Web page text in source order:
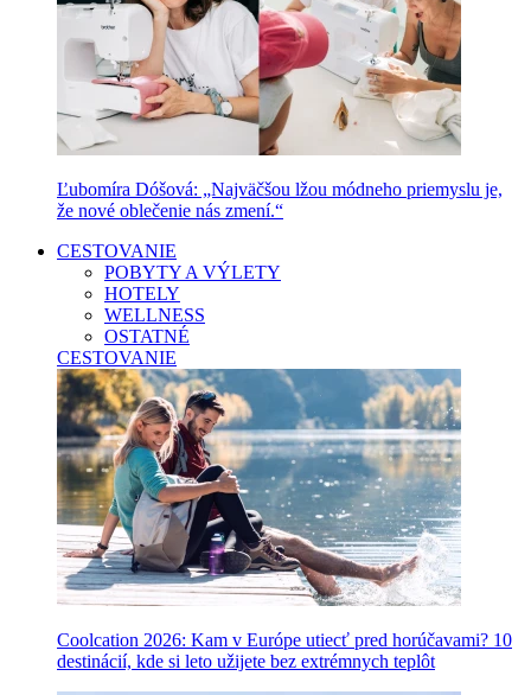
Ľubomíra Dóšová: „Najväčšou lžou módneho priemyslu je,
že nové oblečenie nás zmení.“
CESTOVANIE
POBYTY A VÝLETY
HOTELY
WELLNESS
OSTATNÉ
CESTOVANIE
Coolcation 2026: Kam v Európe utiecť pred horúčavami? 10
destinácií, kde si leto užijete bez extrémnych teplôt